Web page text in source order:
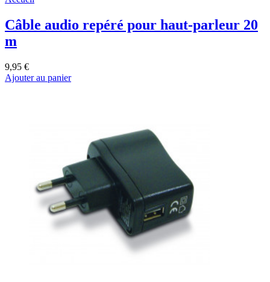
Câble audio repéré pour haut-parleur 20
m
9,95 €
Ajouter au panier